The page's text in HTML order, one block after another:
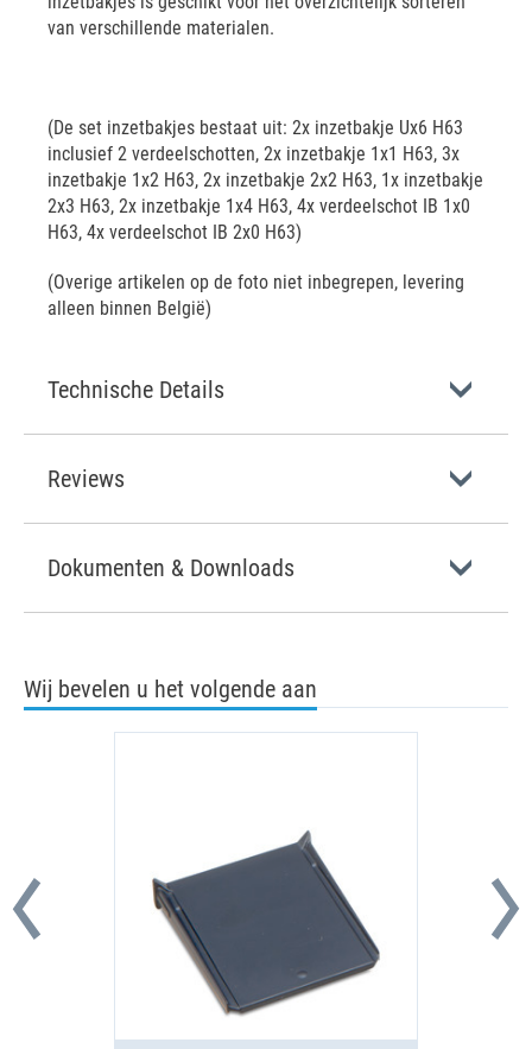
van verschillende materialen.
(De set inzetbakjes bestaat uit: 2x inzetbakje Ux6 H63
inclusief 2 verdeelschotten, 2x inzetbakje 1x1 H63, 3x
inzetbakje 1x2 H63, 2x inzetbakje 2x2 H63, 1x inzetbakje
2x3 H63, 2x inzetbakje 1x4 H63, 4x verdeelschot IB 1x0
H63, 4x verdeelschot IB 2x0 H63)
(Overige artikelen op de foto niet inbegrepen, levering
alleen binnen België)
Technische Details
Reviews
Dokumenten & Downloads
Wij bevelen u het volgende aan